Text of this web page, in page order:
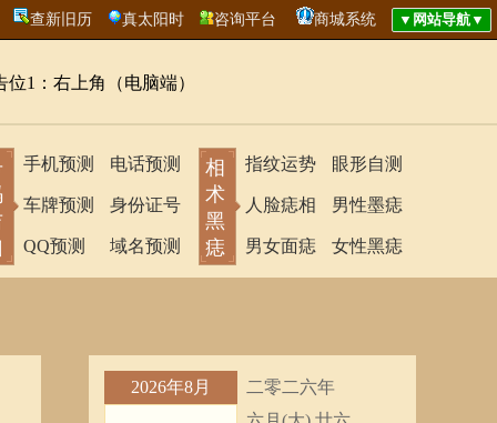
查新旧历 真太阳时 咨询平台 商城系统
位1：右上角（电脑端）
手机预测
车牌预测
QQ预测
电话预测
身份证号
域名预测
相
术
黑
痣
指纹运势
人脸痣相
男女面痣
眼形自测
男性墨痣
女性黑痣
2026年8月
二零二六年